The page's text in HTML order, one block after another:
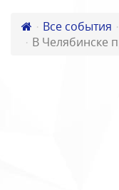
Все события
В Челябинске